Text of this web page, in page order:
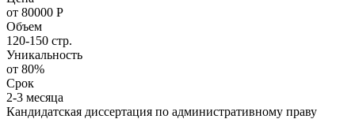
от 80000 Р
Объем
120-150 стр.
Уникальность
от 80%
Срок
2-3 месяца
Кандидатская диссертация по административному праву